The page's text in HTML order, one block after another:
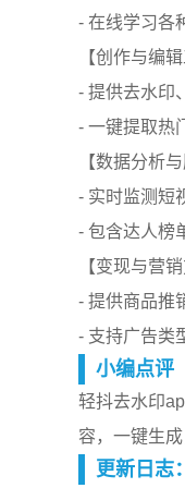
- 在线学习各
【创作与编辑
- 提供去水印
- 一键提取热
【数据分析与
- 实时监测短
- 包含达人榜
【变现与营销
- 提供商品推
- 支持广告类
小编点评
轻抖去水印
容，一键生
更新日志：